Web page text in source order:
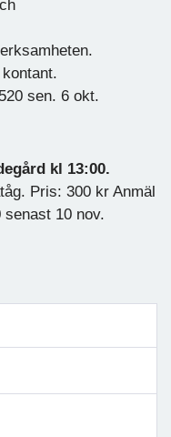
sen. 6 okt.
kl 13:00.
Pris: 300 kr Anmäl
10 nov.